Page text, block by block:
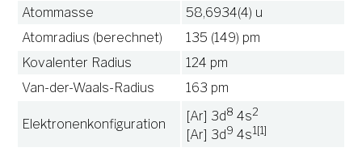
Atommasse
58,6934(4) u
Atomradius (berechnet)
135 (149) pm
Kovalenter Radius
124 pm
Van-der-Waals-Radius
163 pm
Elektronenkonfiguration
[Ar] 3d8 4s2
[Ar] 3d9 4s1[1]